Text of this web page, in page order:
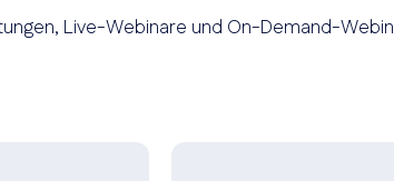
Live-Webinare und On-Demand-